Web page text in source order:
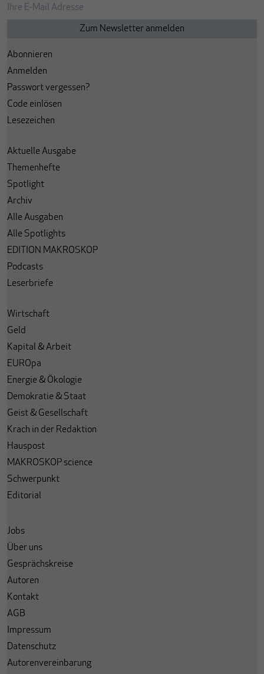
Abonnieren
Anmelden
Passwort vergessen?
Code einlösen
Lesezeichen
Aktuelle Ausgabe
Themenhefte
Spotlight
Archiv
Alle Ausgaben
Alle Spotlights
EDITION MAKROSKOP
Podcasts
Leserbriefe
Wirtschaft
Geld
Kapital & Arbeit
EUROpa
Energie & Ökologie
Demokratie & Staat
Geist & Gesellschaft
Krach in der Redaktion
Hauspost
MAKROSKOP science
Schwerpunkt
Editorial
Jobs
Über uns
Gesprächskreise
Autoren
Kontakt
AGB
Impressum
Datenschutz
Autorenvereinbarung